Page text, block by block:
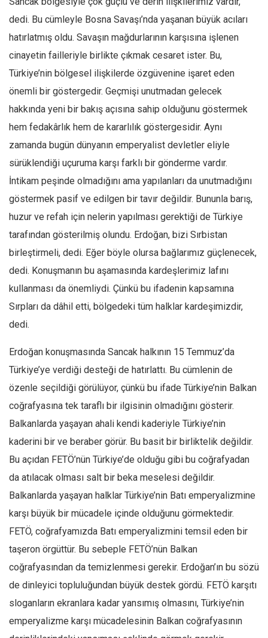
Dünya
Avrupa
İslam Dünyası
Amerika
Avustralya
Tarih
Düşünce
Dosyalar
dedi. Bu cümleyle Bosna Savaşı’nda yaşanan büyük acıları
hatırlatmış oldu. Savaşın mağdurlarının karşısına işlenen
cinayetin failleriyle birlikte çıkmak cesaret ister. Bu,
Türkiye’nin bölgesel ilişkilerde özgüvenine işaret eden
önemli bir göstergedir. Geçmişi unutmadan gelecek
hakkında yeni bir bakış açısına sahip olduğunu göstermek
hem fedakârlık hem de kararlılık göstergesidir. Aynı
zamanda bugün dünyanın emperyalist devletler eliyle
sürüklendiği uçuruma karşı farklı bir gönderme vardır.
İntikam peşinde olmadığını ama yapılanları da unutmadığını
göstermek pasif ve edilgen bir tavır değildir. Bununla barış,
huzur ve refah için nelerin yapılması gerektiği de Türkiye
tarafından gösterilmiş olundu. Erdoğan, bizi Sırbistan
birleştirmeli, dedi. Eğer böyle olursa bağlarımız güçlenecek,
dedi. Konuşmanın bu aşamasında kardeşlerimiz lafını
kullanması da önemliydi. Çünkü bu ifadenin kapsamına
Sırpları da dâhil etti, bölgedeki tüm halklar kardeşimizdir,
dedi.
Erdoğan konuşmasında Sancak halkının 15 Temmuz’da
Türkiye’ye verdiği desteği de hatırlattı. Bu cümlenin de
özenle seçildiği görülüyor, çünkü bu ifade Türkiye’nin Balkan
coğrafyasına tek taraflı bir ilgisinin olmadığını gösterir.
Balkanlarda yaşayan ahali kendi kaderiyle Türkiye’nin
kaderini bir ve beraber görür. Bu basit bir birliktelik değildir.
Bu açıdan FETÖ’nün Türkiye’de olduğu gibi bu coğrafyadan
da atılacak olması salt bir beka meselesi değildir.
Balkanlarda yaşayan halklar Türkiye’nin Batı emperyalizmine
karşı büyük bir mücadele içinde olduğunu görmektedir.
FETÖ, coğrafyamızda Batı emperyalizmini temsil eden bir
taşeron örgüttür. Bu sebeple FETÖ’nün Balkan
coğrafyasından da temizlenmesi gerekir. Erdoğan’ın bu sözü
de dinleyici topluluğundan büyük destek gördü. FETÖ karşıtı
sloganların ekranlara kadar yansımış olmasını, Türkiye’nin
emperyalizme karşı mücadelesinin Balkan coğrafyasının